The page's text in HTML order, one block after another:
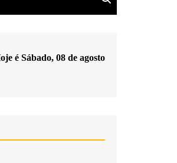
é Sábado, 08 de agosto